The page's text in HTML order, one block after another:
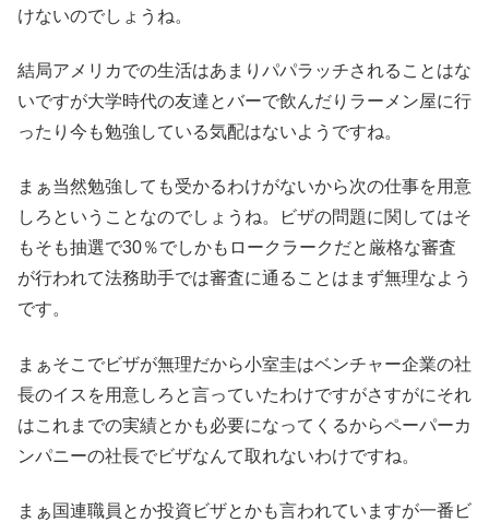
けないのでしょうね。
結局アメリカでの生活はあまりパパラッチされることはな
いですが大学時代の友達とバーで飲んだりラーメン屋に行
ったり今も勉強している気配はないようですね。
まぁ当然勉強しても受かるわけがないから次の仕事を用意
しろということなのでしょうね。ビザの問題に関してはそ
もそも抽選で30％でしかもロークラークだと厳格な審査
が行われて法務助手では審査に通ることはまず無理なよう
です。
まぁそこでビザが無理だから小室圭はベンチャー企業の社
長のイスを用意しろと言っていたわけですがさすがにそれ
はこれまでの実績とかも必要になってくるからペーパーカ
ンパニーの社長でビザなんて取れないわけですね。
まぁ国連職員とか投資ビザとかも言われていますが一番ビ